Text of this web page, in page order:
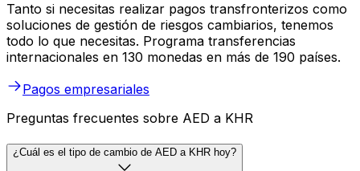
Tanto si necesitas realizar pagos transfronterizos como
soluciones de gestión de riesgos cambiarios, tenemos
todo lo que necesitas. Programa transferencias
internacionales en 130 monedas en más de 190 países.
Pagos empresariales
Preguntas frecuentes sobre AED a KHR
¿Cuál es el tipo de cambio de AED a KHR hoy?